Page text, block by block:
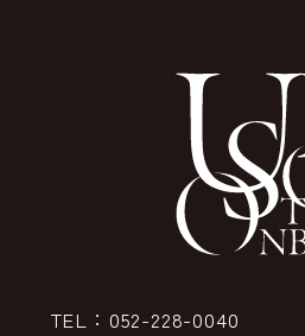
TEL：052-228-0040